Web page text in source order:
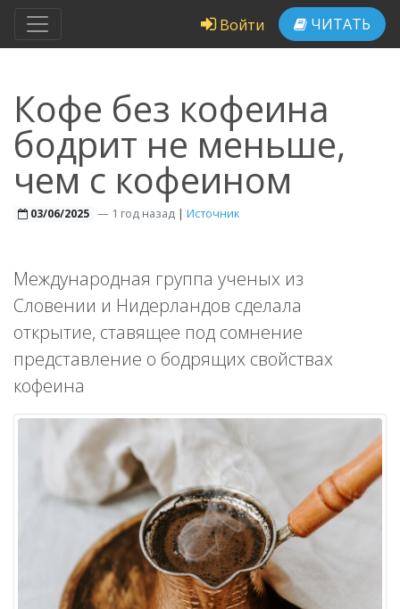
Войти ЧИТАТЬ
Кофе без кофеина
бодрит не меньше,
чем с кофеином
03/06/2025 —1 год назад | Источник
Международная группа ученых из
Словении и Нидерландов сделала
открытие, ставящее под сомнение
представление о бодрящих свойствах
кофеина